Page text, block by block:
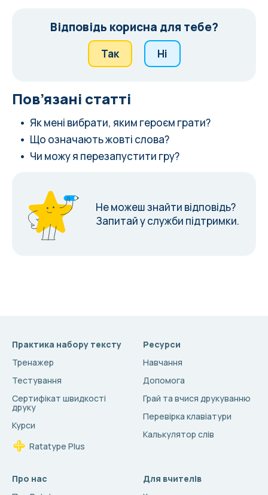
Відповідь корисна для тебе?
Так Ні
Пов’язані статті
Як мені вибрати, яким героєм грати?
Що означають жовті слова?
Чи можу я перезапустити гру?
Не можеш знайти відповідь?
Запитай у служби підтримки.
Практика набору тексту
Тренажер
Тестування
Сертифікат швидкості
друку
Курси
Ratatype Plus
Ресурси
Навчання
Допомога
Грай та вчися друкуванню
Перевірка клавіатури
Калькулятор слів
Про нас
Для вчителів